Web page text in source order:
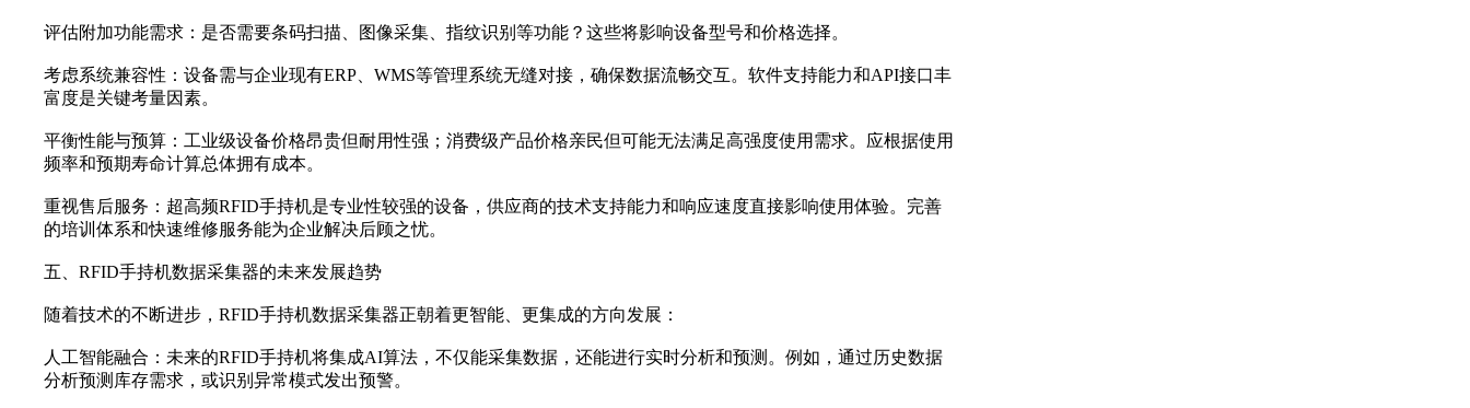
评估附加功能需求‌：是否需要条码扫描、图像采集、指纹识别等功能？这些将影响设备型号和价格选择。
考虑系统兼容性‌：设备需与企业现有ERP、WMS等管理系统无缝对接，确保数据流畅交互。软件支持能力和API接口丰
富度是关键考量因素。
平衡性能与预算‌：工业级设备价格昂贵但耐用性强；消费级产品价格亲民但可能无法满足高强度使用需求。应根据使用
频率和预期寿命计算总体拥有成本。
重视售后服务‌：超高频RFID手持机是专业性较强的设备，供应商的技术支持能力和响应速度直接影响使用体验。完善
的培训体系和快速维修服务能为企业解决后顾之忧。
五、RFID手持机数据采集器的未来发展趋势
随着技术的不断进步，RFID手持机数据采集器正朝着更智能、更集成的方向发展：
人工智能融合‌：未来的RFID手持机将集成AI算法，不仅能采集数据，还能进行实时分析和预测。例如，通过历史数据
分析预测库存需求，或识别异常模式发出预警。